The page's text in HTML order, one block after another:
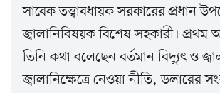
সাবেক তত্ত্বাবধায়ক সরকারের প্রধান
জ্বালানিবিষয়ক বিশেষ সহকারী।
তিনি কথা বলেছেন বর্তমান বিদ্যুৎ ও
জ্বালানিক্ষেত্রে নেওয়া নীতি, ডলারের